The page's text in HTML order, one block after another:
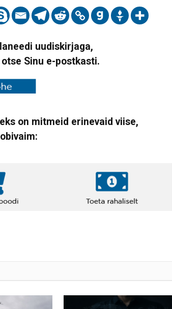
uudiskirjaga,
Sinu e-postkasti.
on mitmeid erinevaid viise,